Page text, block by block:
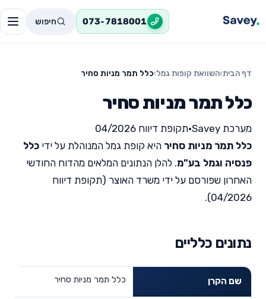
073-7818001 חיפוש
דף הבית›השוואת קופות גמל›כלל תמר מניות סחיר
כלל תמר מניות סחיר
מערכת Savey •תקופת דיווח 04/2026
כלל תמר מניות סחיר היא קופת גמל המנוהלת על ידי כלל
פנסיה וגמל בע"מ. להלן הנתונים המלאים מהדוח החודשי
האחרון שפורסם על ידי משרד האוצר (תקופת דיווח
04/2026).
נתונים כלליים
שם הקרן כלל תמר מניות סחיר